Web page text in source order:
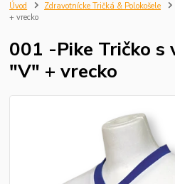
Úvod Zdravotnícke Tričká & Polokošele
+ vrecko
001 -Pike Tričko
"V" + vrecko